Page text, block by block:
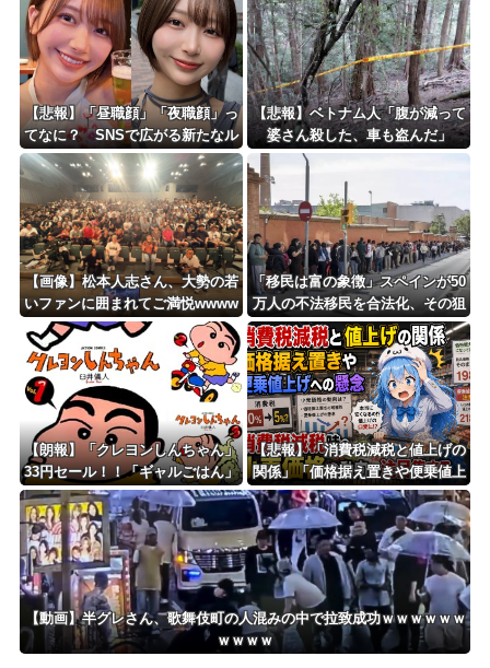
Powered by livedoor 相互RSS
くらいなら詳細を伝えよ」
【悲報】「昼職顔」「夜職顔」っ
てなに？ SNSで広がる新たなル
ッキズム論争ｗｗｗｗｗｗｗ
【悲報】ベトナム人「腹が減って
婆さん殺した、車も盗んだ」
【画像】松本人志さん、大勢の若
いファンに囲まれてご満悦wwww
wwwwwwwwww
「移民は富の象徴」スペインが50
万人の不法移民を合法化、その狙
いと日本への教訓と [蚤の市★]
【朗報】「クレヨンしんちゃん」
33円セール！！「ギャルごはん」
全10巻 各227円！！
【悲報】「消費税減税と値上げの
関係」「価格据え置きや便乗値上
げへの懸念」 – 消費税減税時の
小売価格の動向に注目集まる
【動画】半グレさん、歌舞伎町の人混みの中で拉致成功ｗｗｗｗｗｗ
ｗｗｗｗ